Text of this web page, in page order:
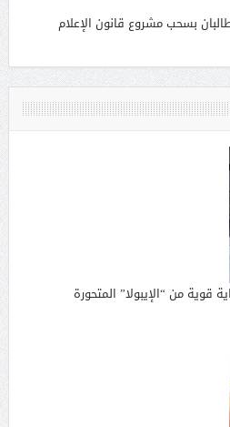
بسحب مشروع قانون الإعلام
قوية من “الإيبولا” المتحورة